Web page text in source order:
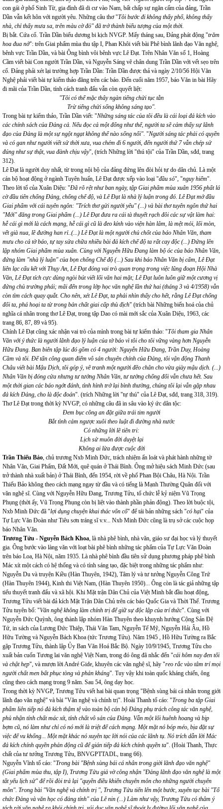
con gái ở phố Sinh Từ, gia đình đã di cư vào Nam, bất chấp sự ngăn cấm của đảng, Trần
Dần vẫn kết hôn với người yêu. Những câu thơ "Tôi bước đi không thấy phố, không thấy
nhà, chỉ thấy mưa sa, trên màu cờ đỏ" đã trở thành biểu tượng của một thời.
Bị bắt. Cứa cổ. Trần Dần biểu dương bi kịch NVGP. Mấy tháng sau, Đảng phát động "trăm
hoa đua nở": trên Giai phẩm mùa thu tập I, Phan Khôi viết bài Phê bình lãnh đạo Văn nghệ,
bênh vực Trần Dần, và bài Ông bình vôi bênh vực Lê Đạt. Trên Nhân Văn số 1, Hoàng
Cầm viết bài Con người Trần Dần, và Nguyễn Sáng vẽ chân dung Trần Dần với vết sẹo trên
cổ. Đảng phải xét lại trường hợp Trần Dần: Trần Dần được thả và ngày 2/10/56 Hội Văn
Nghệ phải viết bài tự kiểm thảo đăng trên các báo. Đến cuối năm 1957, báo Văn in bài Hãy
đi mãi của Trần Dần, tính cách tranh đấu vẫn còn quyết liệt:
"Tôi có thể mặc thây ngàn tiếng chửi tục tằn
Trừ tiếng chửi sống không sáng tạo".
Trong bài tự kiểm thảo, Trần Dần viết: "Những sáng tác của tôi đều là cái loại đả kích vào
các chính sách của Đảng cả. Nếu đọc cả một đống như thế, người ta sẽ cảm thấy sự lãnh
đạo của Đảng là một sự ngột ngạt không thể nào sống nổi". "Người sáng tác phải có quyền
và có gan như người viết sử thời xưa, vua chém đi 6 người, đến người thứ 7 vẫn chép sử
đúng như sự thật, vua đành chịu vậy", (trích Những lời "thú tội" của Trần Dần, sđd, trang
312).
Lê Đạt là người duy nhất, từ trong nội bộ của đảng đứng lên đòi hỏi tự do dân chủ. Là một
cán bộ hoạt động ở ngành Tuyên huấn, Lê Đạt được xếp vào loại "đầu sỏ", "nguy hiểm".
Theo lời tố của Xuân Diệu: "Đã rõ rệt như ban ngày, tập Giai phẩm mùa xuân 1956 phất lá
cờ đầu tiên chống Đảng, chống chế độ, và Lê Đạt là nhà lý luận trong đó. Lê Đạt mở đầu
Giai phẩm với cái tuyên ngôn: "Trích thơ gửi người yêu" (...) và bài thơ tuyên ngôn thứ hai
"Mới" đăng trong Giai phẩm (...) Lê Đạt đưa ra cái tà thuyết rạch đôi các sự vật làm hai:
hễ cái gì mới là cách mạng, hễ cái gì cũ là đeo kính vào viện hàn lâm, là mệt mỏi, lối mòn,
vết già nua, lề đường han rỉ..(...) Lê Đạt là một người chủ chốt của báo Nhân Văn, tham
mưu cho cả tờ báo, tự tay sửa chữa nhiều bài đả kích chế độ ta rất cay độc (...) Đứng lên
lập nhóm Giai phẩm mùa xuân. Cùng với Nguyễn Hữu Đang làm bộ óc của báo Nhân Văn,
đứng làm "nhà lý luận" của bọn chống Chế độ (...) Sau khi báo Nhân Văn bị cấm, Lê Đạt
liên lạc cấu kết với Thụy An, Lê Đạt đóng vai trò quan trọng trong việc lũng đoạn Hội Nhà
Văn, Lê Đạt tích cực dùng ngòi bút viết lối văn hai mặt; Lê Đạt luôn luôn giữ một cương vị
đứng chủ trường phái; mãi đến trong lớp học văn nghệ lần thứ hai (tháng 3 và 4/1958) vẫn
còn tìm cách quay quắt. Cho nên, xét Lê Đạt, ta phải nhìn thấy cho hết, rằng Lê Đạt chống
đối ta, phá hoại ta từ trong bản chất giai cấp thù địch" (trích bài Những biến hoá của chủ
nghĩa cá nhân trong thơ Lê Đạt, trong tập Dao có mài mới sắc của Xuân Diệu, 1963, các
trang 86, 87, 89 và 95).
Chính Lê Đạt cũng xác nhận vai trò của mình trong bài tự kiểm thảo: "Tôi tham gia Nhân
Văn với ý thức là người lãnh đạo lý luận của tờ báo vì tôi cho tôi vững vàng hơn Nguyễn
Hữu Đang. Ban biên tập lúc đó gồm có 4 người: Nguyễn Hữu Đang, Trần Duy, Hoàng
Cầm và tôi. Để tấn công quan điểm vô sản chuyên chính của Đảng, tôi vận động Thanh
Châu viết bài Mậu Dịch, tôi góp ý, vẽ tranh một người đẽo chân cho vừa giày mậu dịch. (...)
Nhân Văn bị đóng cửa nhưng tư tưởng Nhân Văn, tư tưởng chống đối vẫn chưa hết. Sau
một thời gian các báo ngớt đánh, tình hình trở lại bình thường, chúng tôi lại vẫn gặp nhau
đả kích Đảng, cho là độc đoán". (trích Những lời "tự thú" của Lê Đạt, sđd, trang 318, 319).
Thơ Lê Đạt trong thời kỳ NVGP, có những câu đã in sâu vào ký ức dân tộc:
Đem bục công an đặt giữa trái tim người
Bắt tình cảm ngược xuôi theo luật đi đường nhà nước
Có những lời lẽ tiên tri:
Lịch sử muôn đời duyệt lại
Không ai lừa được cuộc đời
Trần Thiếu Bảo, chủ trương Nxb Minh Đức, trách nhiệm ấn loát và phát hành những tờ
Nhân Văn, Giai Phẩm, Đất Mới, quê quán ở Thái Bình. Ông mở hiệu sách Minh Đức (sau
trở thành nhà xuất bản) ở Thái Bình, đến 1954, rời về phố Phan Bội Châu, Hà Nội. Trần
Thiếu Bảo không theo cách mạng ngay từ đầu và có tiếng là Mạnh Thường Quân đối với
văn nghệ sĩ. Cùng với Nguyễn Hữu Đang, Trương Tửu, tổ chức lễ kỷ niệm Vũ Trọng
Phụng (thời ấy, Vũ Trọng Phụng còn bị liệt vào thành phần phản động). Theo lời buộc tội,
Nxb Minh Đức đã "lợi dụng chuyện khai thác vốn cổ" để tái bản những sách "có hại" của
Tự Lực Văn Đoàn như Tiêu sơn tráng sĩ v.v... Nxb Minh Đức cũng là trụ sở các cuộc họp
báo Nhân Văn.
Trương Tửu - Nguyễn Bách Khoa, là nhà phê bình, nhà văn, giáo sư đại học và lý thuyết
gia. Ông bước vào làng văn với loạt bài phê bình những tác phẩm của Tự Lực Văn Đoàn
trên báo Loa, Hà Nội, năm 1935. Là nhà phê bình đầu tiên sử dụng phương pháp phê bình
Mác xít một cách có hệ thống và có tính sáng tạo, đặc biệt trong những tác phẩm như:
Nguyễn Du và truyện Kiều (Hàn Thuyên, 1942), Tâm lý và tư tưởng Nguyễn Công Trứ
(Hàn Thuyên 1944), Kinh thi Việt Nam, (Hàn Thuyên 1950)... Ông còn là tác giả những tập
tiểu thuyết tranh đấu và xã hội. Khi Mặt trận Dân Chủ của Việt Minh bắt đầu hoạt động,
Trương Tửu viết bài đả kích Mặt Trận Dân Chủ trên các báo Quốc Gia và Thời Thế. Trương
Tửu tuyên bố: "Văn nghệ không làm chính trị để giữ sự độc lập của trí thức". Cùng với
Nguyễn Đức Quỳnh, ông thành lập nhóm Hàn Thuyên theo khuynh hướng Cộng Sản Đệ
Tứ, in sách của Lương Đức Thiệp, Thái Văn Tam, Nguyễn Tế Mỹ, Nguyễn Hải Âu, Hồ
Hữu Tường và Nguyễn Bách Khoa (tức Trương Tửu). Năm 1945 , Hồ Hữu Tường ra Bắc
gặp Trương Tửu, thành lập Ủy Ban Văn Hoá Bắc Bộ. Ngày 10/9/1945, Trương Tửu cho
xuất bản cuốn Tương lai văn nghệ Việt Nam, trong đó ông đã nhắc đến "cái hôm nay đen tối
và chật hẹp", và mượn lời André Gide, khuyên các văn nghệ sĩ, hãy "reo rắc vào tâm trí mọi
người chất men bất phục tòng và phản kháng". Tuy vậy khi toàn quốc kháng chiến, ông
cũng theo cách mạng trong 9 năm. Sau 54, ông dạy học.
Trong thời kỳ NVGP, Trương Tửu viết hai bài quan trọng "Bệnh sùng bái cá nhân trong giới
lãnh đạo văn nghệ" và bài "Văn nghệ và chính trị". Hoài Thanh tố cáo: "Trong ba tập Giai
phẩm liên tiếp nó đả kích thậm tệ vào toàn bộ cán bộ Đảng phụ trách công tác văn nghệ,
phủ nhận tính chất mác xít, tính chất vô sản của Đảng. Vẫn một lối huênh hoang và bịp
bợm cũ, nó làm như chỉ có nó mới là triệt để cách mạng. Một mặt nó bóp méo, bịa đặt sự
việc để vu khống... Một mặt khác nó xuyên tạc lời nói của các lãnh tụ. Nó trích dẫn lời Mác
đả kích chính quyền phản động cũ để gián tiếp đả kích chính quyền ta". (Hoài Thanh, Thực
chất của tư tưởng Trương Tửu, BNVGPTTADL, trang 66).
Nguyễn Vĩnh tố cáo: "Trong bài "Bệnh sùng bái cá nhân trong giời lãnh đạo văn nghệ"
(Giai phẩm mùa thu, tập I), Trương Tửu giả vờ công nhận "Đảng lãnh đạo văn nghệ là một
tất yếu lịch sử" để rồi đòi trả lại "quyền điều khiển chuyên môn cho những người chuyên
môn". Trong bài "Văn nghệ và chính trị ", Trương Tửu tiến lên một bước, xuyên tạc bài "Tổ
chức Đảng và văn học có đảng tính" của Lê nin (...) Làm như vậy, Trương Tửu có thâm ý